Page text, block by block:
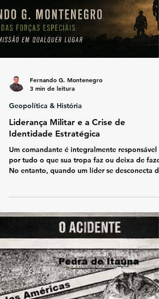
Fernando G. Montenegro
3 min de leitura
Geopolítica & História
Liderança Militar e a Crise de
Identidade Estratégica
No entanto, quando um líder se desconecta da
realidade e se isola em uma bolha de
cujos interesses são puramente a permanência
perto do poder, a visão torna-se turva.